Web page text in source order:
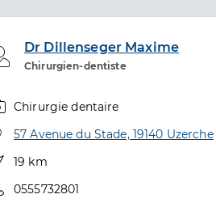
Dr Dillenseger Maxime
Chirurgien-dentiste
Professionel de santé
Chirurgie dentaire
Adresse
57 Avenue du Stade, 19140 Uzerche
Distance
19 km
Téléphone
0555732801